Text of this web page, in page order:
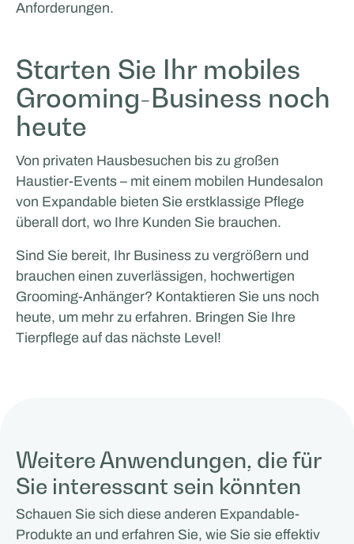
Anforderungen.
Starten Sie Ihr mobiles
Grooming-Business noch
heute
Von privaten Hausbesuchen bis zu großen
Haustier-Events – mit einem mobilen Hundesalon
von Expandable bieten Sie erstklassige Pflege
überall dort, wo Ihre Kunden Sie brauchen.
Sind Sie bereit, Ihr Business zu vergrößern und
brauchen einen zuverlässigen, hochwertigen
Grooming-Anhänger? Kontaktieren Sie uns noch
heute, um mehr zu erfahren. Bringen Sie Ihre
Tierpflege auf das nächste Level!
Weitere Anwendungen, die für
Sie interessant sein könnten
Schauen Sie sich diese anderen Expandable-
Produkte an und erfahren Sie, wie Sie sie effektiv